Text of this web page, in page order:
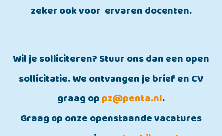
zeker ook voor ervaren docenten.
Wil je solliciteren? Stuur ons dan een open
sollicitatie. We ontvangen je brief en CV
graag oppz@penta.nl.
Graag op onze openstaande vacatures